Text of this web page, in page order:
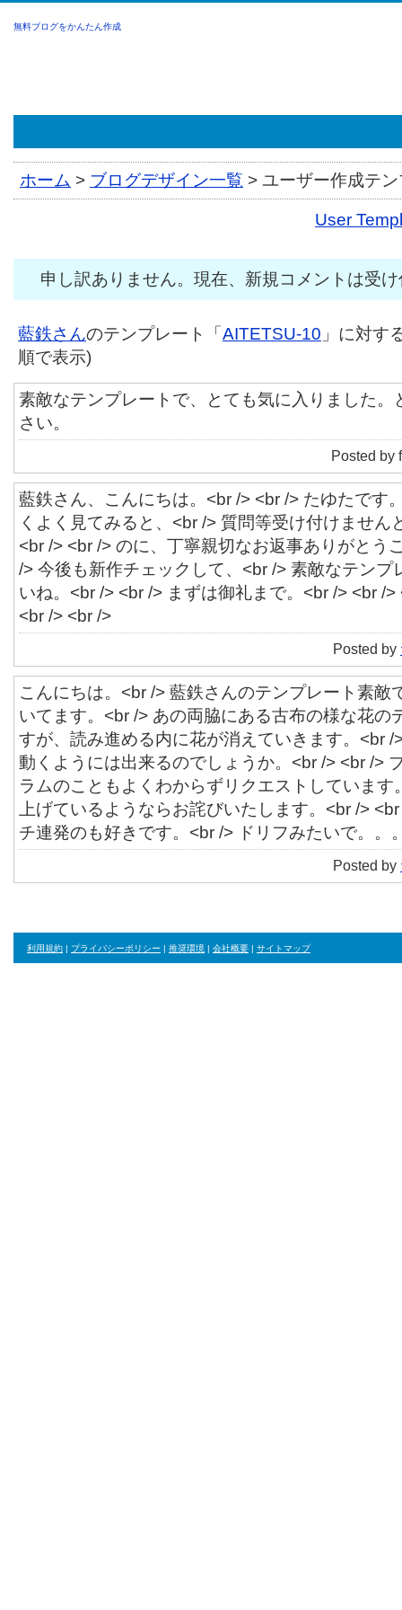
無料ブログをかんたん作成
ホーム > ブログデザイン一覧 > ユーザー作成テ
User
申し訳ありません。現在、新規コメントは受
藍鉄さんのテンプレート「 AITETSU-10 」に対す
順で表示)
素敵なテンプレートで、とても気に入りました。
さい。
Posted by
藍鉄さん、こんにちは。<br /> <br /> たゆたです
くよく見てみると、<br /> 質問等受け付けません
<br /> <br /> のに、丁寧親切なお返事ありがとう
/> 今後も新作チェックして、<br /> 素敵なテンプ
いね。<br /> <br /> まずは御礼まで。<br /> <br /
<br /> <br />
Posted by
こんにちは。<br /> 藍鉄さんのテンプレート素敵
いてます。<br /> あの両脇にある古布の様な花の
すが、読み進める内に花が消えていきます。<br /
動くようには出来るのでしょうか。<br /> <br />
ラムのこともよくわからずリクエストしています
上げているようならお詫びいたします。<br />
チ連発のも好きです。<br /> ドリフみたいで。。
Posted by
利用規約 | プライバシーポリシー | 推奨環境 | 会社概要 | サイトマップ